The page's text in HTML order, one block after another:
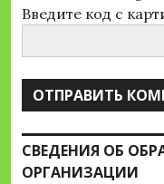
Введите код с
СВЕДЕНИЯ ОБ
ОРГАНИЗАЦИИ